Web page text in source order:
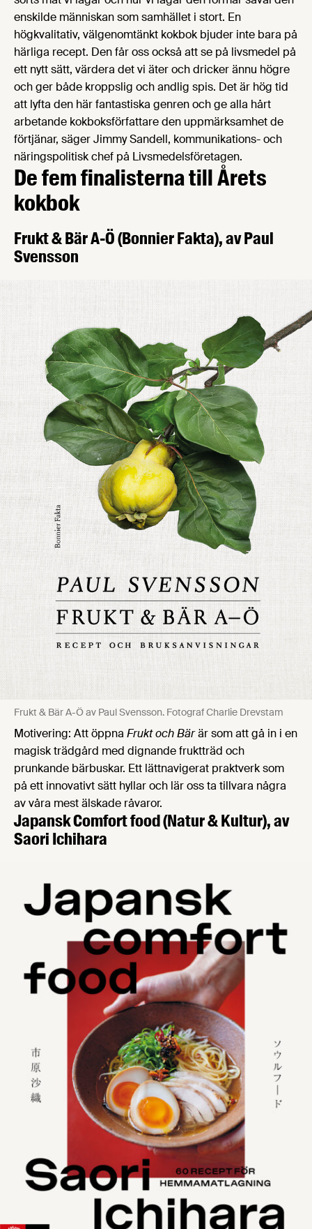
enskilde människan som samhället i stort. En
högkvalitativ, välgenomtänkt kokbok bjuder inte bara på
härliga recept. Den får oss också att se på livsmedel på
ett nytt sätt, värdera det vi äter och dricker ännu högre
och ger både kroppslig och andlig spis. Det är hög tid
att lyfta den här fantastiska genren och ge alla hårt
arbetande kokboksförfattare den uppmärksamhet de
förtjänar, säger Jimmy Sandell, kommunikations- och
näringspolitisk chef på Livsmedelsföretagen.
De fem finalisterna till Årets
kokbok
Frukt & Bär A-Ö(Bonnier Fakta), av Paul
Svensson
Frukt & Bär A-Ö av Paul Svensson. Fotograf Charlie Drevstam
Motivering: Att öppna Frukt och Bärär som att gå in i en
magisk trädgård med dignande fruktträd och
prunkande bärbuskar. Ett lättnavigerat praktverk som
på ett innovativt sätt hyllar och lär oss ta tillvara några
av våra mest älskade råvaror.
Japansk Comfort food(Natur & Kultur), av
Saori Ichihara